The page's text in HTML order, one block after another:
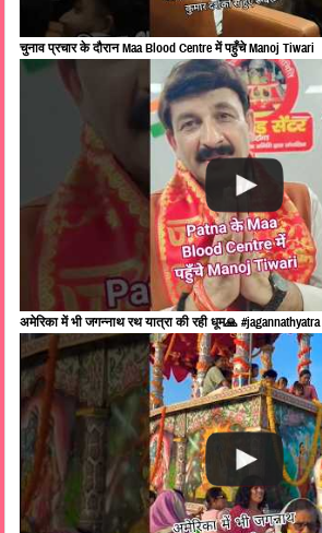
चुनाव प्रचार के दौरान Maa Blood Centre में पहुँचे Manoj Tiwari
अमेरिका में भी जगन्नाथ रथ यात्रा की रही धूम🙏 #jagannathyatra